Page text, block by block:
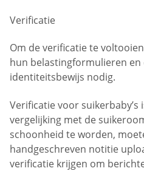
Verificatie
Om de verificatie te
hun belastingformulieren en
identiteitsbewijs nodig.
Verificatie voor suikerbaby’s
vergelijking met de
schoonheid te worden,
handgeschreven notitie
verificatie krijgen om